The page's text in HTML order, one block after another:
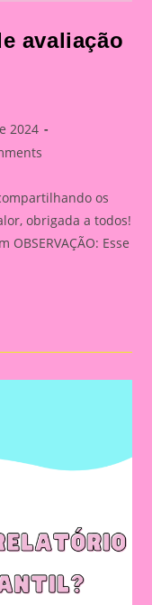
avaliação
2024
os
obrigada a todos!
OBSERVAÇÃO: Esse